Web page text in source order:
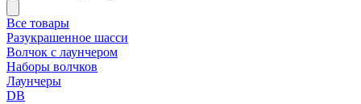
Все товары
Разукрашенное шасси
Волчок с лаунчером
Наборы волчков
Лаунчеры
DB